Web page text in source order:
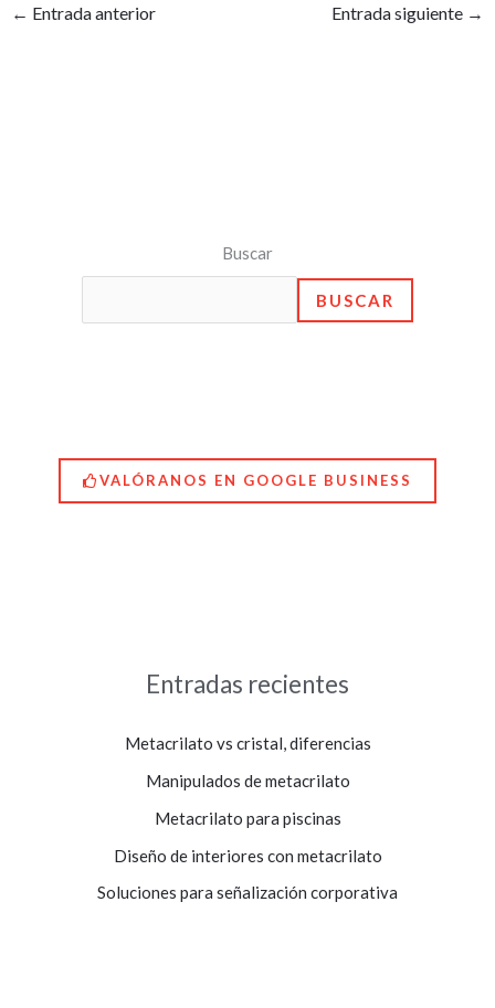
← Entrada anterior Entrada siguiente →
Buscar
BUSCAR
VALÓRANOS EN GOOGLE BUSINESS
Entradas recientes
Metacrilato vs cristal, diferencias
Manipulados de metacrilato
Metacrilato para piscinas
Diseño de interiores con metacrilato
Soluciones para señalización corporativa